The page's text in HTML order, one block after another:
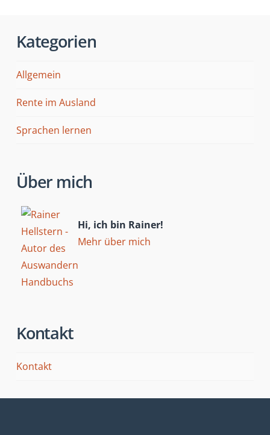
Kategorien
Allgemein
Rente im Ausland
Sprachen lernen
Über mich
Hi, ich bin Rainer!
Mehr über mich
Kontakt
Kontakt